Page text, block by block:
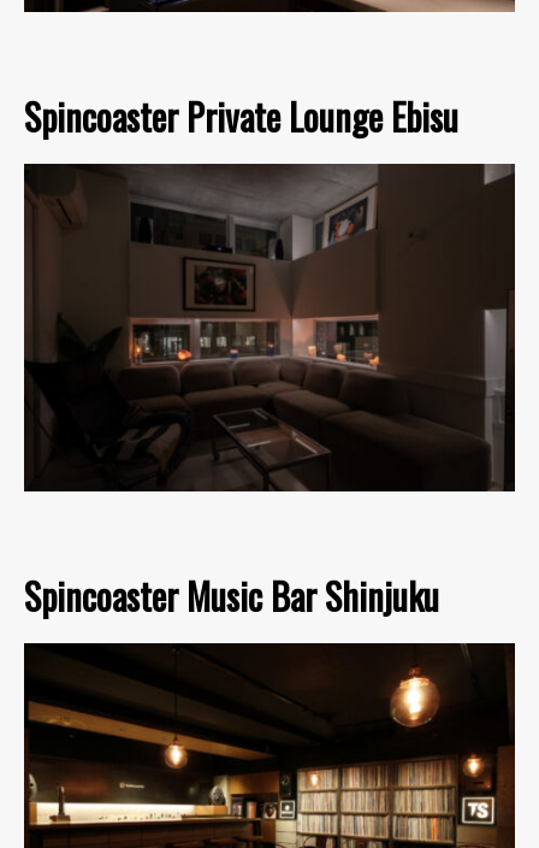
Spincoaster Private Lounge Ebisu
Spincoaster Music Bar Shinjuku